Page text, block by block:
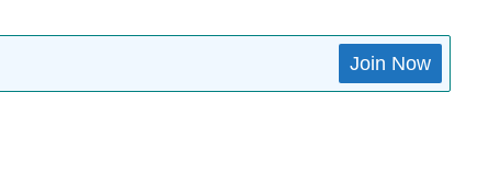
Join Now